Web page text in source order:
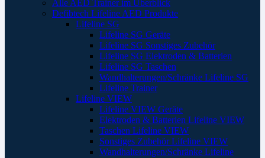
Alle AED Trainer im Überblick
Defibtech Lifeline AED Produkte
Lifeline SG
Lifeline SG Geräte
Lifeline SG Sonstiges Zubehör
Lifeline SG Elektroden & Batterien
Lifeline SG Taschen
Wandhalterungen/Schränke Lifeline SG
Lifeline Trainer
Lifeline VIEW
Lifeline VIEW Geräte
Elektroden & Batterien Lifeline VIEW
Taschen Lifeline VIEW
Sonstiges Zubehör Lifeline VIEW
Wandhalterungen/Schränke Lifeline